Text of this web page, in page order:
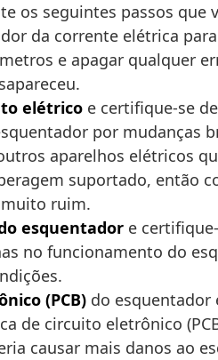
os seguintes passos que
da corrente elétrica
e apagar qualquer
elétrico e certifique-se
por mudanças
aparelhos elétricos
suportado, então
ruim.
esquentador e
no funcionamento do
(PCB) do esquentador
de circuito eletrônico
causar mais danos ao